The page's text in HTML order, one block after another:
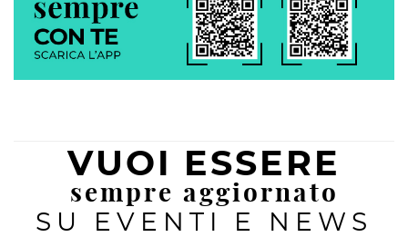
VUOI ESSERE
sempre aggiornato
SU EVENTI E NEWS